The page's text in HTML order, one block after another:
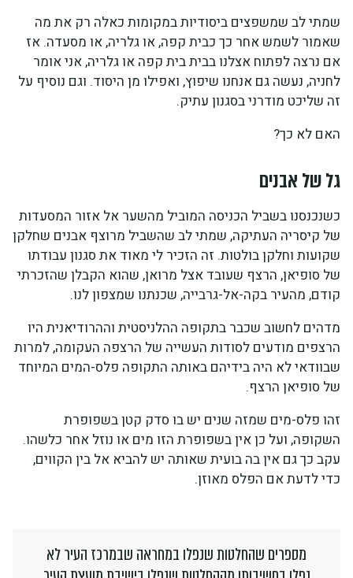
שמתי לב שמשפצים ביסודיות במקומות כאלה רק את מה
שאמור לשמש אחר כך כבית קפה, או גלריה, או מסעדה. אז
אם נרצה לפתוח אצלנו בבית בית קפה או גלריה, אני אומר
לחניה, נעשה גם אנחנו שיפוץ, ואפילו מן היסוד. וגם נוסיף על
זה שליכט מודרני בסגנון עתיק.
האם לא כך?
גל של אבנים
כשנכנסנו בשביל הכניסה המוביל מהשער אל אזור המסעדות
של קיסריה העתיקה, שמתי לב שהשביל מרוצף אבנים שחלקן
שקועות וחלקן בולטות. זה הזכיר לי מאוד את סגנון עבודתו
של סופיאן, הרצף שעובד אצל מרואן, שהוא הקבלן שהזכרתי
קודם, מהעיר בקה-אל-גרבייה, שכנתנו שמצפון לנו.
מדהים לחשוב שכבר בתקופה ההלניסטית וההרודיאנית היו
הרצפים מודעים לסודות העשייה של הרצפה העקומה, למרות
שבוודאי לא היה בידיהם באותה התקופה פלס-המים המיוחד
של סופיאן הרצף.
זהו פלס-מים שמזה שנים יש בו סדק קטן בשפופרת
השקופה, ועל כן אין בשפופרת הזו מים או נוזל אחר כלשהו.
עקב כך גם אין בה בועית שאותה יש להביא אל בין הקווים,
כדי לדעת אם הפלס מאוזן.
מספרים שהחלטות שנפלו במחראה שבמרכז העיר לא